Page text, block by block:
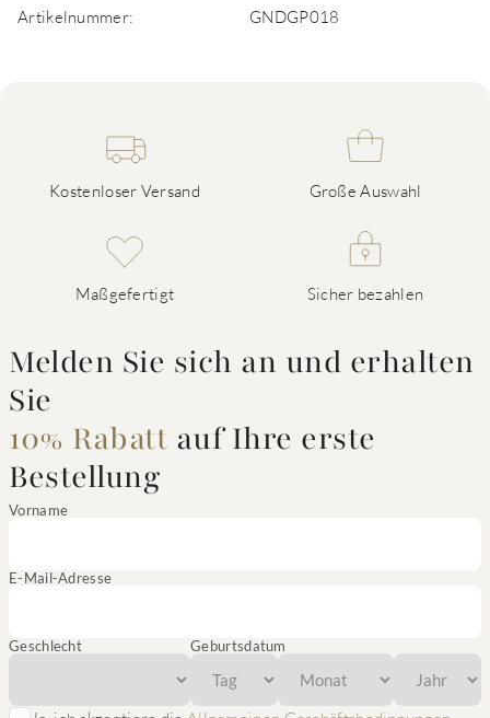
Artikelnummer: GNDGP018
Kostenloser Versand Große Auswahl
Maßgefertigt Sicher bezahlen
Melden Sie sich an und erhalten
Sie
10% Rabatt auf Ihre erste
Bestellung
Vorname
E-Mail-Adresse
Geschlecht Geburtsdatum